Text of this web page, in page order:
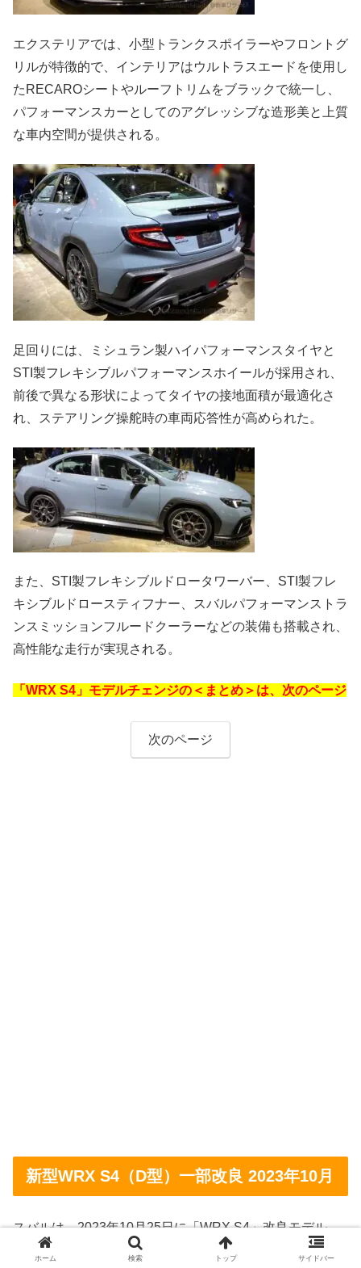
エクステリアでは、小型トランクスポイラーやフロントグ
リルが特徴的で、インテリアはウルトラスエードを使用し
たRECAROシートやルーフトリムをブラックで統一し、
パフォーマンスカーとしてのアグレッシブな造形美と上質
な車内空間が提供される。
足回りには、ミシュラン製ハイパフォーマンスタイヤと
STI製フレキシブルパフォーマンスホイールが採用され、
前後で異なる形状によってタイヤの接地面積が最適化さ
れ、ステアリング操舵時の車両応答性が高められた。
また、STI製フレキシブルドロータワーバー、STI製フレ
キシブルドロースティフナー、スバルパフォーマンストラ
ンスミッションフルードクーラーなどの装備も搭載され、
高性能な走行が実現される。
「WRX S4」モデルチェンジの＜まとめ＞は、次のページ
次のページ
新型WRX S4（D型）一部改良 2023年10月
スバルは、2023年10月25日に「WRX S4」改良モデル
（D型）を正式発表した。
ホーム 検索 トップ サイドバー